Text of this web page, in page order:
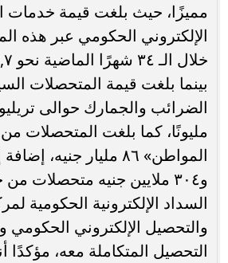
مميزًا، حيث بلغت قيمة خدمات
الإلكتروني الحكومي عبر هذه
بينما بلغت قيمة المتحصلات
مليونًا، كما بلغت المتحصلات
و٣٠٤ ملايين جنيه متحصلات
السداد الإلكترونية الحكومية
والتحصيل الإلكتروني
التحصيل المتكاملة معه، مؤكدًا